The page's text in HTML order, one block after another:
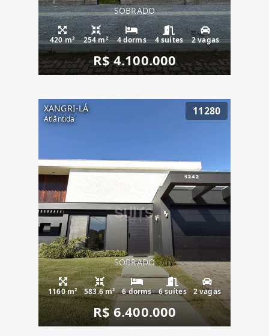
SOBRADO
420 m² 254 m² 4 dorms 4 suítes 2 vagas
R$ 4.100.000
XANGRI-LÁ
Atlântida
11280
SOBRADO
1160 m² 583.6 m² 6 dorms 6 suítes 2 vagas
R$ 6.400.000